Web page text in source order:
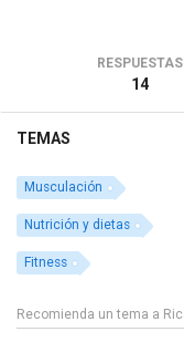
RESPUESTAS
14
TEMAS
Musculación
Nutrición y dietas
Fitness